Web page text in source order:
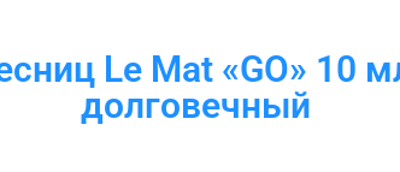
Le Mat «GO» 10
долговечный